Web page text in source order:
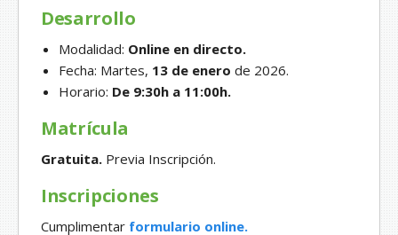
Desarrollo
Modalidad: Online en directo.
Fecha: Martes, 13 de enero de 2026.
Horario: De 9:30h a 11:00h.
Matrícula
Gratuita. Previa Inscripción.
Inscripciones
Cumplimentar formulario online.